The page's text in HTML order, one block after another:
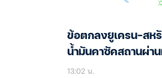
ข้อตกลงยูเครน-สห
น้ำมันคาซัคสถานผ่าน
13:02 น.